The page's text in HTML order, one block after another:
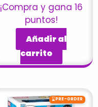
¡Compra y gana 16
puntos!
Añadir al
carrito
⌛PRE-ORDER